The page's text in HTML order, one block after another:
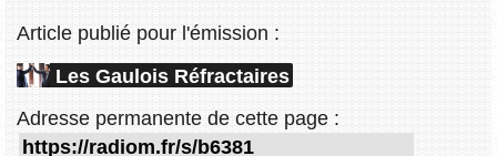
Article publié pour l'émission :
Les Gaulois Réfractaires
Adresse permanente de cette page :